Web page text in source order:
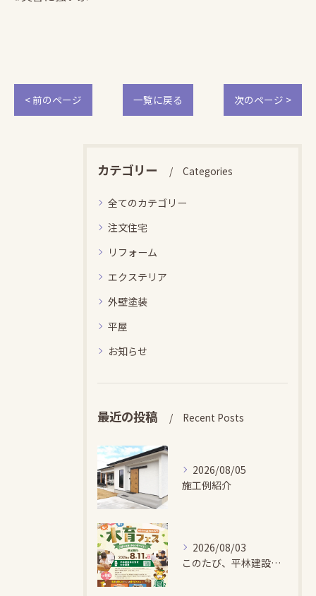
< 前のページ 一覧に戻る 次のページ >
カテゴリー Categories
全てのカテゴリー
注文住宅
リフォーム
エクステリア
外壁塗装
平屋
お知らせ
最近の投稿 Recent Posts
2026/08/05
施工例紹介
2026/08/03
このたび、平林建設では、お子さまが木とふれあい・木について学...